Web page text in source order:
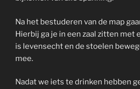
Na het bestuderen van de map
Hierbij ga je in een zaal zitten met
is levensecht en de stoelen
mee.
Nadat we iets te drinken hebben